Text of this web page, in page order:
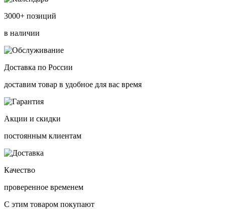
3000+ позиций
в наличии
Доставка по России
доставим товар в удобное для вас время
Акции и скидки
постоянным клиентам
Качество
проверенное временем
С этим товаром покупают